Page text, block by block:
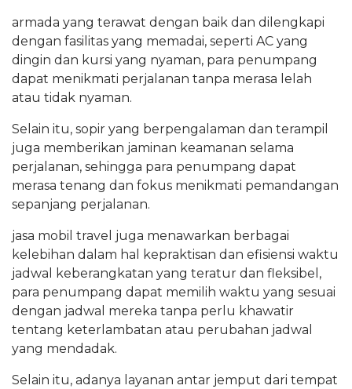
armada yang terawat dengan baik dan dilengkapi
dengan fasilitas yang memadai, seperti AC yang
dingin dan kursi yang nyaman, para penumpang
dapat menikmati perjalanan tanpa merasa lelah
atau tidak nyaman.
Selain itu, sopir yang berpengalaman dan terampil
juga memberikan jaminan keamanan selama
perjalanan, sehingga para penumpang dapat
merasa tenang dan fokus menikmati pemandangan
sepanjang perjalanan.
jasa mobil travel juga menawarkan berbagai
kelebihan dalam hal kepraktisan dan efisiensi waktu
jadwal keberangkatan yang teratur dan fleksibel,
para penumpang dapat memilih waktu yang sesuai
dengan jadwal mereka tanpa perlu khawatir
tentang keterlambatan atau perubahan jadwal
yang mendadak.
Selain itu, adanya layanan antar jemput dari tempat